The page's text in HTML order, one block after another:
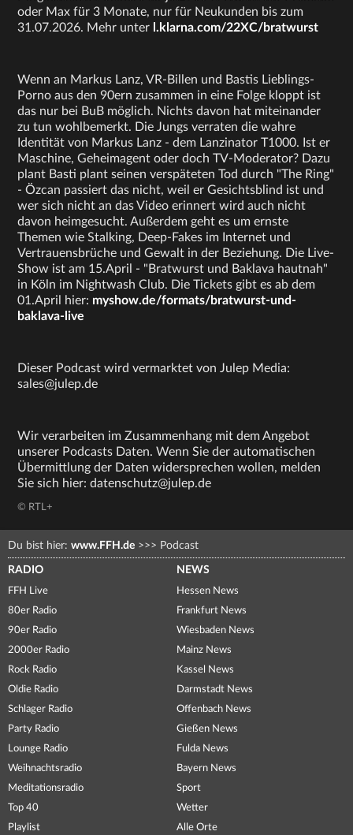
oder Max für 3 Monate, nur für Neukunden bis zum
31.07.2026. Mehr unter l.klarna.com/22XC/bratwurst
Wenn an Markus Lanz, VR-Billen und Bastis Lieblings-
Porno aus den 90ern zusammen in eine Folge kloppt ist
das nur bei BuB möglich. Nichts davon hat miteinander
zu tun wohlbemerkt. Die Jungs verraten die wahre
Identität von Markus Lanz - dem Lanzinator T1000. Ist er
Maschine, Geheimagent oder doch TV-Moderator? Dazu
plant Basti plant seinen verspäteten Tod durch "The Ring"
- Özcan passiert das nicht, weil er Gesichtsblind ist und
wer sich nicht an das Video erinnert wird auch nicht
davon heimgesucht. Außerdem geht es um ernste
Themen wie Stalking, Deep-Fakes im Internet und
Vertrauensbrüche und Gewalt in der Beziehung. Die Live-
Show ist am 15.April - "Bratwurst und Baklava hautnah"
in Köln im Nightwash Club. Die Tickets gibt es ab dem
01.April hier: myshow.de/formats/bratwurst-und-
baklava-live
Dieser Podcast wird vermarktet von Julep Media:
sales@julep.de
Wir verarbeiten im Zusammenhang mit dem Angebot
unserer Podcasts Daten. Wenn Sie der automatischen
Übermittlung der Daten widersprechen wollen, melden
Sie sich hier: datenschutz@julep.de
© RTL+
Du bist hier: www.FFH.de >>> Podcast
RADIO
FFH Live
80er Radio
90er Radio
2000er Radio
Rock Radio
Oldie Radio
Schlager Radio
Party Radio
Lounge Radio
Weihnachtsradio
Meditationsradio
Top 40
Playlist
NEWS
Hessen News
Frankfurt News
Wiesbaden News
Mainz News
Kassel News
Darmstadt News
Offenbach News
Gießen News
Fulda News
Bayern News
Sport
Wetter
Alle Orte